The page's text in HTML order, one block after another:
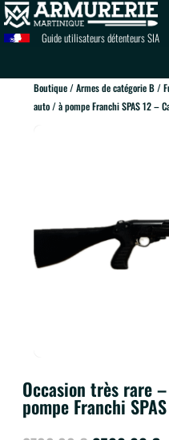
Guide utilisateurs détenteurs SIA
Boutique/Armes de catégorie B/
auto / à pompe Franchi SPAS 12 –
Occasion très rare
pompe Franchi